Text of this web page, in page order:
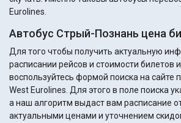
Eurolines.
Автобус Стрый-Познань цена
Для того чтобы получить актуальную
расписании рейсов и стоимости билетов
воспользуйтесь формой поиска на сайте
West Eurolines. Для этого в поле поиска
а наш алгоритм выдаст вам расписание
актуальными ценами и уточнением скидок